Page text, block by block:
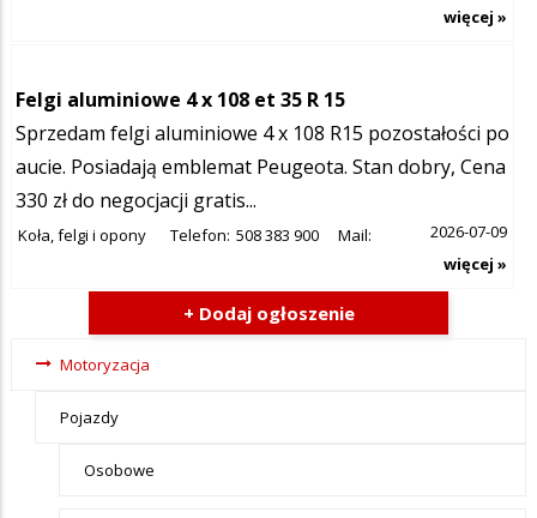
więcej »
Felgi aluminiowe 4 x 108 et 35 R 15
Sprzedam felgi aluminiowe 4 x 108 R15 pozostałości po
aucie. Posiadają emblemat Peugeota. Stan dobry, Cena
330 zł do negocjacji gratis...
Koła, felgi i opony Telefon: 508 383 900 Mail:
2026-07-09
więcej »
+ Dodaj ogłoszenie
Ogłoszenia
menu-
Motoryzacja
Motoryzacja
Pojazdy
Osobowe